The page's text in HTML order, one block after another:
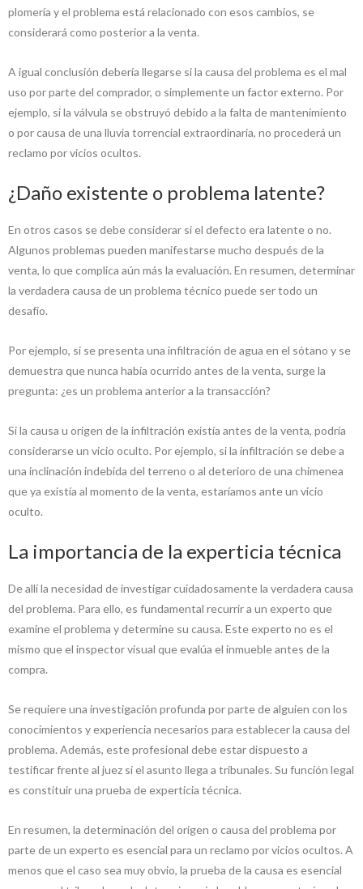
plomería y el problema está relacionado con esos cambios, se
considerará como posterior a la venta.
A igual conclusión debería llegarse si la causa del problema es el mal
uso por parte del comprador, o simplemente un factor externo. Por
ejemplo, si la válvula se obstruyó debido a la falta de mantenimiento
o por causa de una lluvia torrencial extraordinaria, no procederá un
reclamo por vicios ocultos.
¿Daño existente o problema latente?
En otros casos se debe considerar si el defecto era latente o no.
Algunos problemas pueden manifestarse mucho después de la
venta, lo que complica aún más la evaluación. En resumen, determinar
la verdadera causa de un problema técnico puede ser todo un
desafío.
Por ejemplo, si se presenta una infiltración de agua en el sótano y se
demuestra que nunca había ocurrido antes de la venta, surge la
pregunta: ¿es un problema anterior a la transacción?
Si la causa u origen de la infiltración existía antes de la venta, podría
considerarse un vicio oculto. Por ejemplo, si la infiltración se debe a
una inclinación indebida del terreno o al deterioro de una chimenea
que ya existía al momento de la venta, estaríamos ante un vicio
oculto.
La importancia de la experticia técnica
De allí la necesidad de investigar cuidadosamente la verdadera causa
del problema. Para ello, es fundamental recurrir a un experto que
examine el problema y determine su causa. Este experto no es el
mismo que el inspector visual que evalúa el inmueble antes de la
compra.
Se requiere una investigación profunda por parte de alguien con los
conocimientos y experiencia necesarios para establecer la causa del
problema. Además, este profesional debe estar dispuesto a
testificar frente al juez si el asunto llega a tribunales. Su función legal
es constituir una prueba de experticia técnica.
En resumen, la determinación del origen o causa del problema por
parte de un experto es esencial para un reclamo por vicios ocultos. A
menos que el caso sea muy obvio, la prueba de la causa es esencial